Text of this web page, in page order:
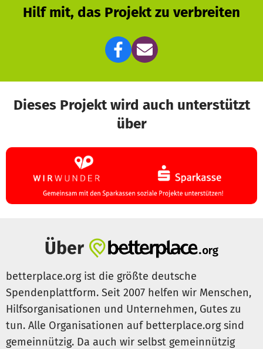
Hilf mit, das Projekt zu verbreiten
Dieses Projekt wird auch unterstützt
über
Über
betterplace.org ist die größte deutsche
Spendenplattform. Seit 2007 helfen wir Menschen,
Hilfsorganisationen und Unternehmen, Gutes zu
tun. Alle Organisationen auf betterplace.org sind
gemeinnützig. Da auch wir selbst gemeinnützig